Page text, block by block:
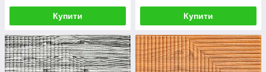
Купити Купити